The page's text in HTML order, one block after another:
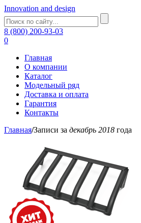
Innovation and design
8 (800) 200-93-03
0
Главная
О компании
Каталог
Модельный ряд
Доставка и оплата
Гарантия
Контакты
Главная/Записи за декабрь 2018 года